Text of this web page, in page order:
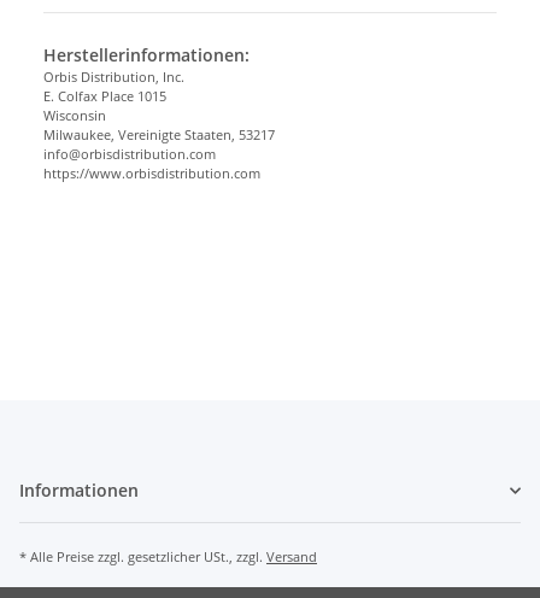
Herstellerinformationen:
Orbis Distribution, Inc.
E. Colfax Place 1015
Wisconsin
Milwaukee, Vereinigte Staaten, 53217
info@orbisdistribution.com
https://www.orbisdistribution.com
Informationen
* Alle Preise zzgl. gesetzlicher USt., zzgl. Versand